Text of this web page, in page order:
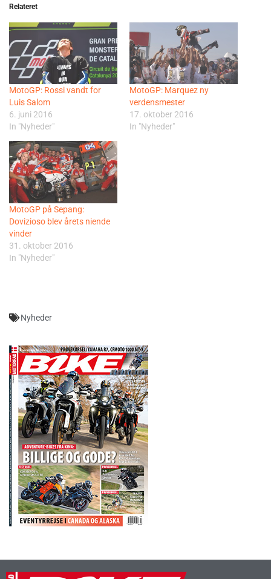
Relateret
MotoGP: Rossi vandt for
Luis Salom
6. juni 2016
In "Nyheder"
MotoGP: Marquez ny
verdensmester
17. oktober 2016
In "Nyheder"
MotoGP på Sepang:
Dovizioso blev årets niende
vinder
31. oktober 2016
In "Nyheder"
Nyheder